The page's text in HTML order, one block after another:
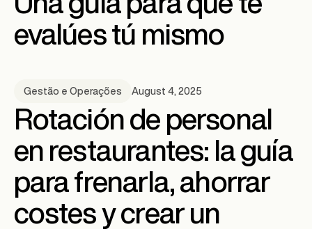
evalúes tú mismo
Gestão e Operações August 4, 2025
Rotación de personal
en restaurantes: la guía
para frenarla, ahorrar
costes y crear un